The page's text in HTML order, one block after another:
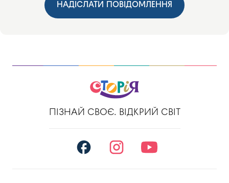
НАДІСЛАТИ ПОВІДОМЛЕННЯ
ПІЗНАЙ СВОЄ. ВІДКРИЙ СВІТ